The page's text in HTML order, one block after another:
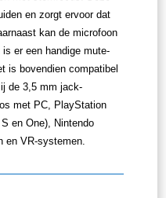
en zorgt ervoor dat
kan de microfoon
er een handige mute-
is bovendien compatibel
de 3,5 mm jack-
met PC, PlayStation
en One), Nintendo
en VR-systemen.